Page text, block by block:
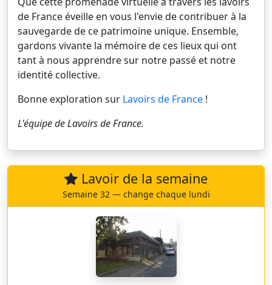
de France éveille en vous l'envie de contribuer à la
sauvegarde de ce patrimoine unique. Ensemble,
gardons vivante la mémoire de ces lieux qui ont
tant à nous apprendre sur notre passé et notre
identité collective.
Bonne exploration sur Lavoirs de France !
L'équipe deLavoirs de France.
Lavoir de la semaine
Semaine 32 — change chaque lundi